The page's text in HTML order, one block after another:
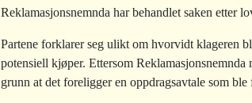
Reklamasjonsnemnda har behandlet saken etter
Partene forklarer seg ulikt om hvorvidt klageren
potensiell kjøper. Ettersom
grunn at det foreligger en oppdragsavtale som